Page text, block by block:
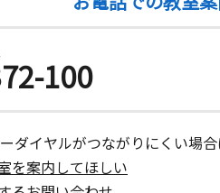
100
ダイヤルがつながりにくい場
を案内してほしい